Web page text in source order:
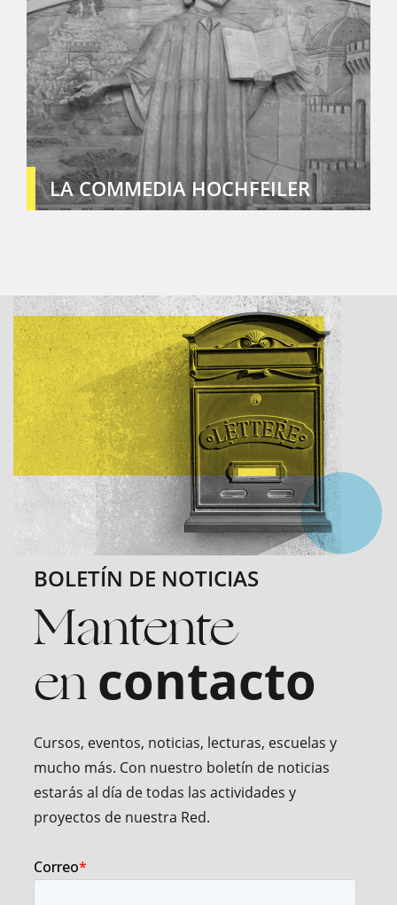
LA COMMEDIA HOCHFEILER
BOLETÍN DE NOTICIAS
Mantente
encontacto
Cursos, eventos, noticias, lecturas, escuelas y
mucho más. Con nuestro boletín de noticias
estarás al día de todas las actividades y
proyectos de nuestra Red.